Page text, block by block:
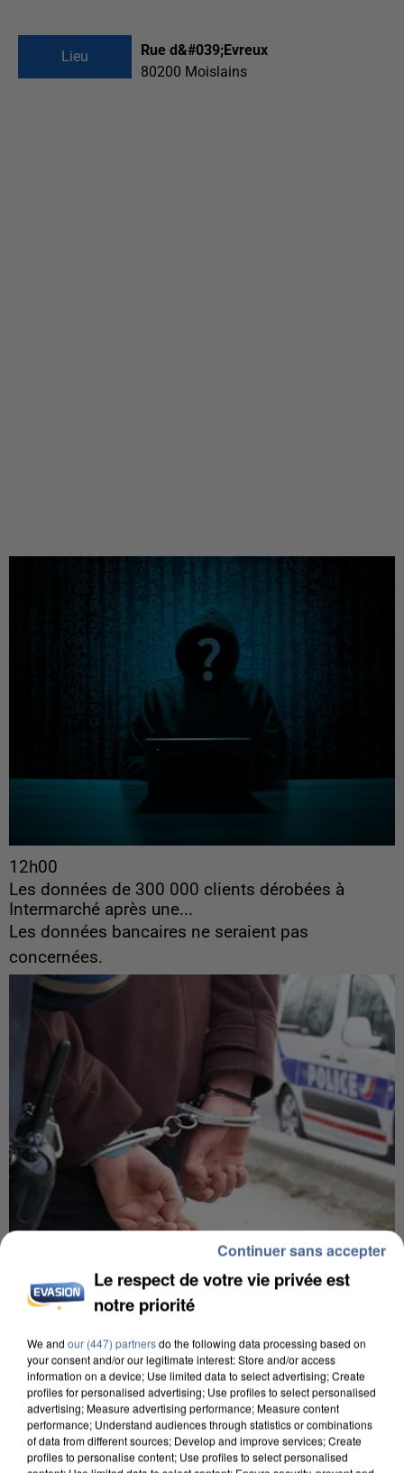
Lieu
Rue d&#039;Evreux
80200 Moislains
12h00
Les données de 300 000 clients dérobées à
Intermarché après une...
Les données bancaires ne seraient pas
concernées.
8h00
Un second cadre de la DZ Mafia interpellé en
Un cofondateur du réseau avait été interpellé
quelques jours plus tôt.
Le respect de votre vie privée est
notre priorité
We and our (447) partnersdo the following data processing based on
your consent and/or our legitimate interest: Store and/or access
information on a device; Use limited data to select advertising; Create
profiles for personalised advertising; Use profiles to select personalised
advertising; Measure advertising performance; Measure content
performance; Understand audiences through statistics or combinations
of data from different sources; Develop and improve services; Create
profiles to personalise content; Use profiles to select personalised
Continuer sans accepter